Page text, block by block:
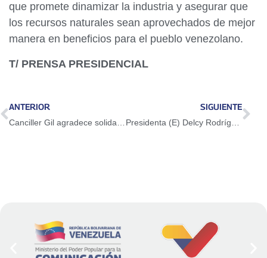
que promete dinamizar la industria y asegurar que
los recursos naturales sean aprovechados de mejor
manera en beneficios para el pueblo venezolano.
T/ PRENSA PRESIDENCIAL
ANTERIOR
Canciller Gil agradece solidaridad y compromiso de rescatistas de Jordania
SIGUIENTE
Presidenta (E) Delcy Rodríguez: Plan Venezuela Renace es el esfuerzo de un pueblo unido